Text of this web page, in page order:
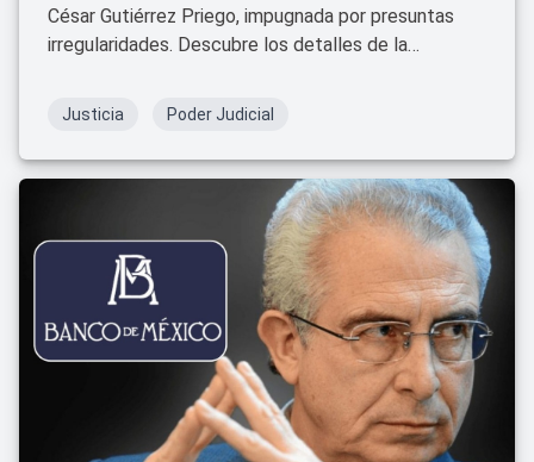
César Gutiérrez Priego, impugnada por presuntas
irregularidades. Descubre los detalles de la
Justicia Poder Judicial